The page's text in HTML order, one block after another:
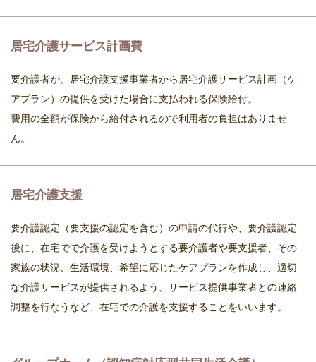
居宅介護サービス計画費
要介護者が、居宅介護支援事業者から居宅介護サービス計画（ケ
アプラン）の提供を受けた場合に支払われる保険給付。
費用の全額が保険から給付されるので利用者の負担はありませ
ん。
居宅介護支援
要介護認定（要支援の認定を含む）の申請の代行や、要介護認定
後に、在宅でで介護を受けようとする要介護者や要支援者、その
家族の状況、生活環境、希望に応じたケアプランを作成し、適切
な介護サービスが提供されるよう、サービス提供事業者との連絡
調整を行なうなど、在宅での介護を支援することをいいます。